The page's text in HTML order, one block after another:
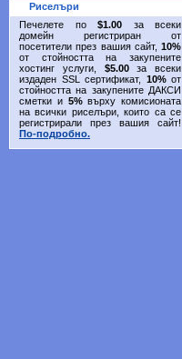
Риселъри
Печелете по $1.00 за всеки
домейн регистриран от
посетители през вашия сайт, 10%
от стойността на закупените
хостинг услуги, $5.00за всеки
издаден SSL сертификат, 10%от
стойността на закупените ДАКСИ
сметки и 5%върху комисионата
на всички риселъри, които са се
регистрирали през вашия сайт!
По-подробно.